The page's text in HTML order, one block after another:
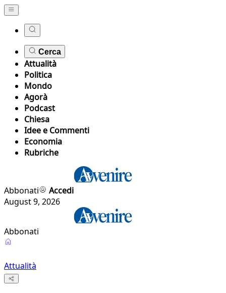
Cerca
Attualità
Politica
Mondo
Agorà
Podcast
Chiesa
Idee e Commenti
Economia
Rubriche
Abbonati
Accedi
August 9, 2026
Abbonati
Attualità